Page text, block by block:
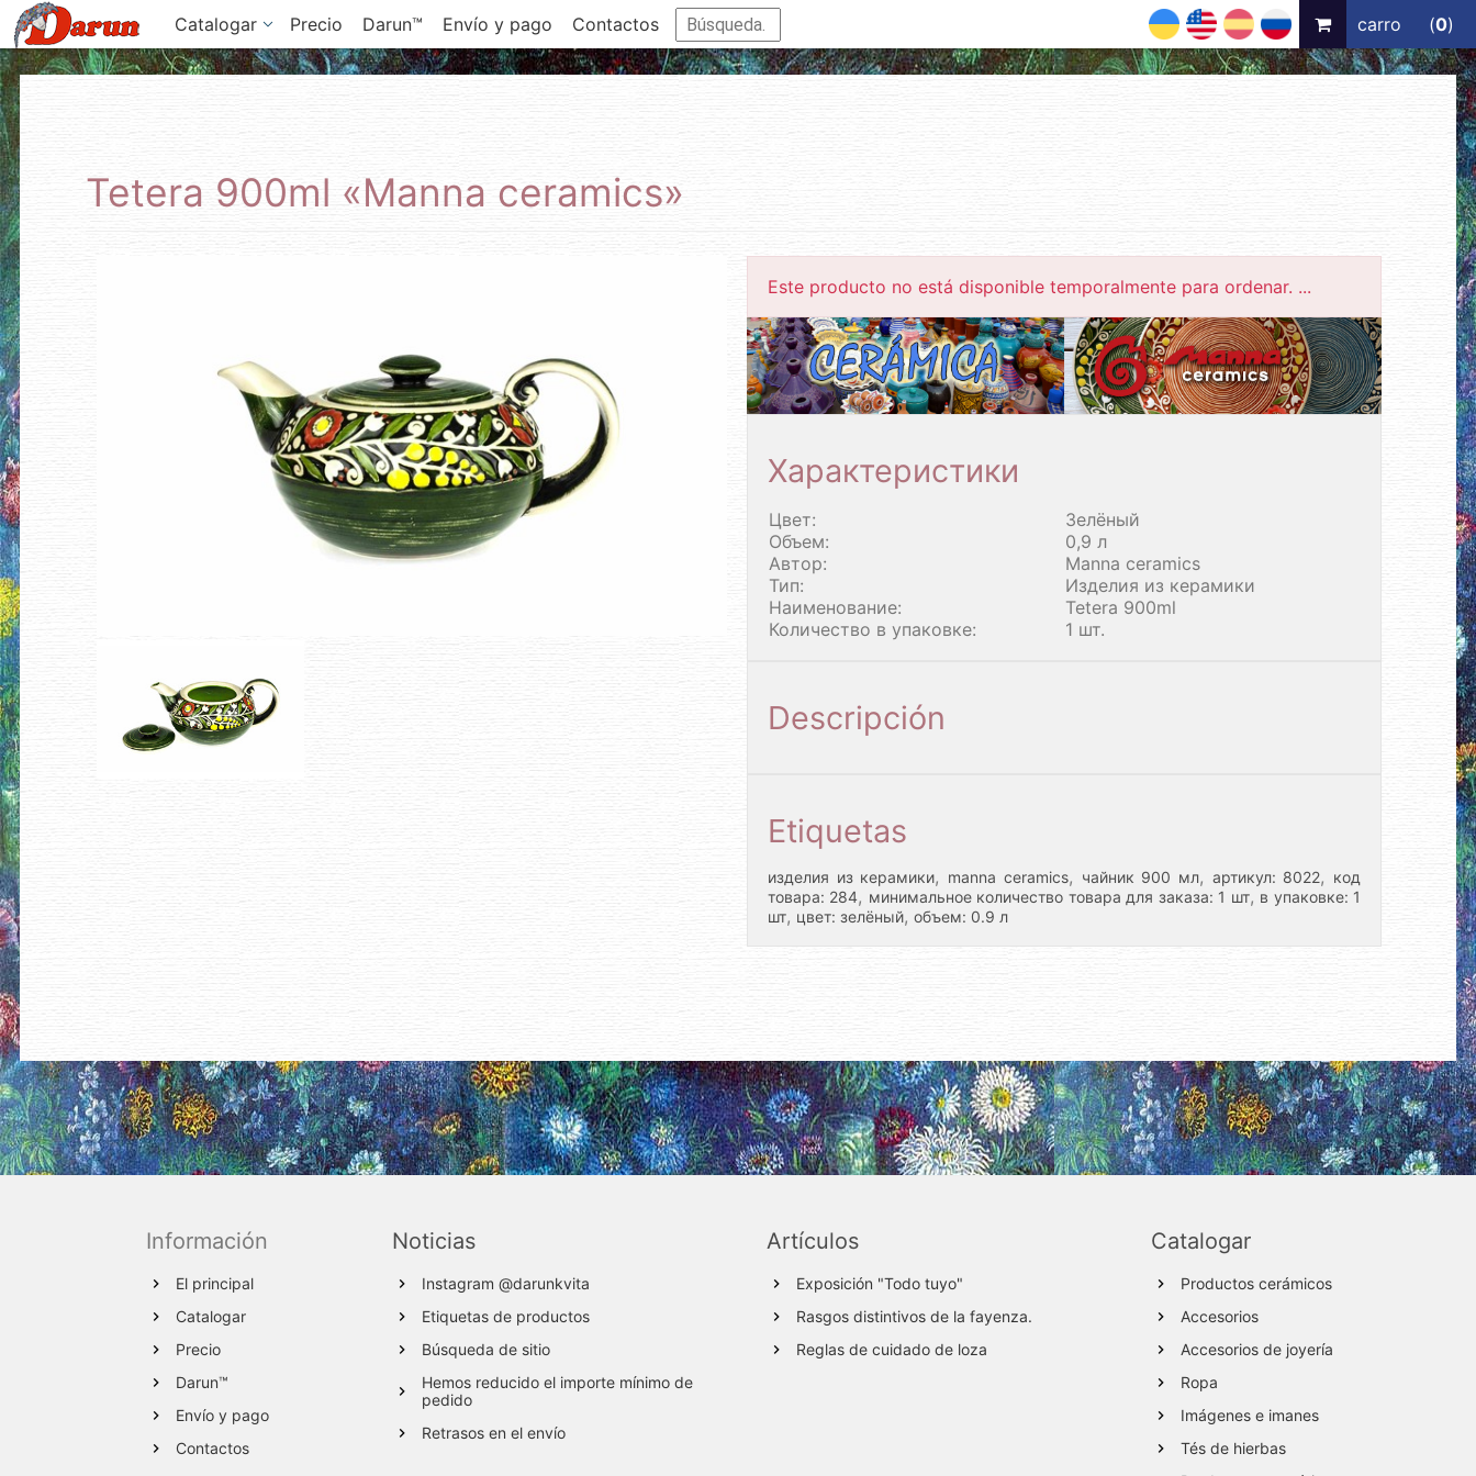
carro (0)
UA EN ES RU
Catalogar Precio Darun™ Envío y pago Contactos
Tetera 900ml «Manna ceramics»
Este producto no está disponible temporalmente para ordenar. ...
Характеристики
Цвет:
Зелёный
Объем:
0,9 л
Автор:
Manna ceramics
Тип:
Изделия из керамики
Наименование:
Tetera 900ml
Количество в упаковке:
1 шт.
Descripción
Etiquetas
изделия из керамики, manna ceramics, чайник 900 мл, артикул: 8022, код
товара: 284, минимальное количество товара для заказа: 1 шт, в упаковке: 1
шт, цвет: зелёный, объем: 0.9 л
Información
El principal
Catalogar
Precio
Darun™
Envío y pago
Contactos
Noticias
Instagram @darunkvita
Etiquetas de productos
Búsqueda de sitio
Hemos reducido el importe mínimo de
pedido
Retrasos en el envío
Artículos
Exposición "Todo tuyo"
Rasgos distintivos de la fayenza.
Reglas de cuidado de loza
Catalogar
Productos cerámicos
Accesorios
Accesorios de joyería
Ropa
Imágenes e imanes
Tés de hierbas